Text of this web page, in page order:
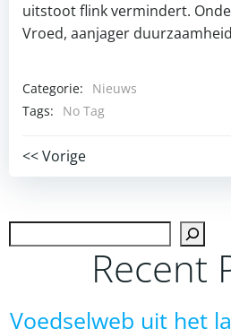
uitstoot flink vermindert.
Vroed, aanjager
Categorie:
Nieuws
Tags:
No Tag
Post
navigation
<< Vorige
Recent
Voedselweb uit het